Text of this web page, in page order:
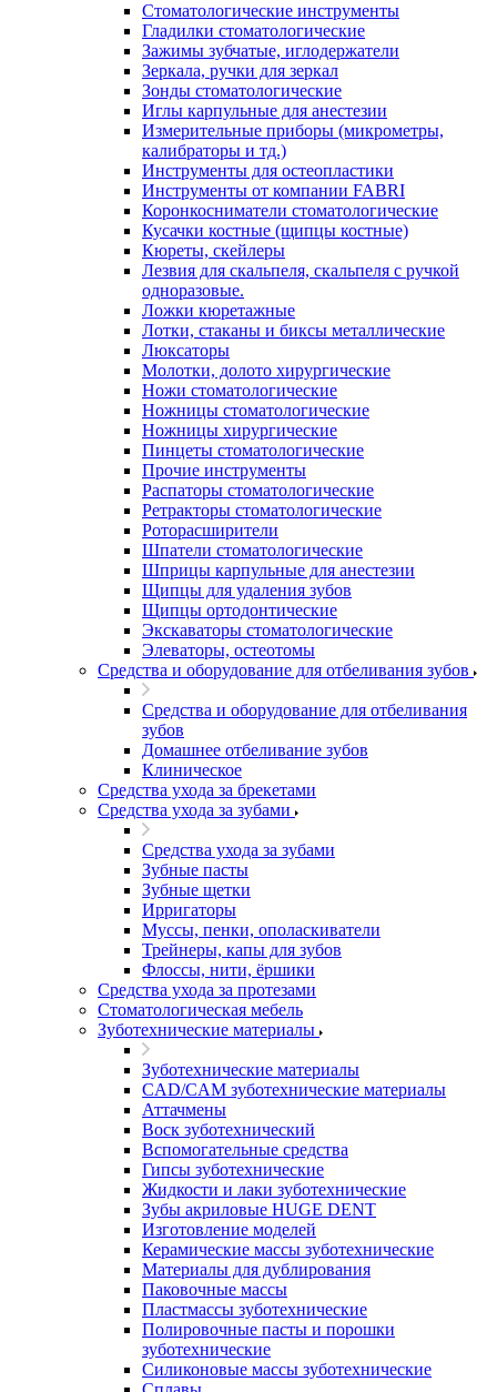
Стоматологические инструменты
Гладилки стоматологические
Зажимы зубчатые, иглодержатели
Зеркала, ручки для зеркал
Зонды стоматологические
Иглы карпульные для анестезии
Измерительные приборы (микрометры,
калибраторы и тд.)
Инструменты для остеопластики
Инструменты от компании FABRI
Коронкосниматели стоматологические
Кусачки костные (щипцы костные)
Кюреты, скейлеры
Лезвия для скальпеля, скальпеля с ручкой
одноразовые.
Ложки кюретажные
Лотки, стаканы и биксы металлические
Люксаторы
Молотки, долото хирургические
Ножи стоматологические
Ножницы стоматологические
Ножницы хирургические
Пинцеты стоматологические
Прочие инструменты
Распаторы стоматологические
Ретракторы стоматологические
Роторасширители
Шпатели стоматологические
Шприцы карпульные для анестезии
Щипцы для удаления зубов
Щипцы ортодонтические
Экскаваторы стоматологические
Элеваторы, остеотомы
Средства и оборудование для отбеливания зубов
Средства и оборудование для отбеливания
зубов
Домашнее отбеливание зубов
Клиническое
Средства ухода за брекетами
Средства ухода за зубами
Средства ухода за зубами
Зубные пасты
Зубные щетки
Ирригаторы
Муссы, пенки, ополаскиватели
Трейнеры, капы для зубов
Флоссы, нити, ёршики
Средства ухода за протезами
Стоматологическая мебель
Зуботехнические материалы
Зуботехнические материалы
CAD/CAM зуботехнические материалы
Аттачмены
Воск зуботехнический
Вспомогательные средства
Гипсы зуботехнические
Жидкости и лаки зуботехнические
Зубы акриловые HUGE DENT
Изготовление моделей
Керамические массы зуботехнические
Материалы для дублирования
Паковочные массы
Пластмассы зуботехнические
Полировочные пасты и порошки
зуботехнические
Силиконовые массы зуботехнические